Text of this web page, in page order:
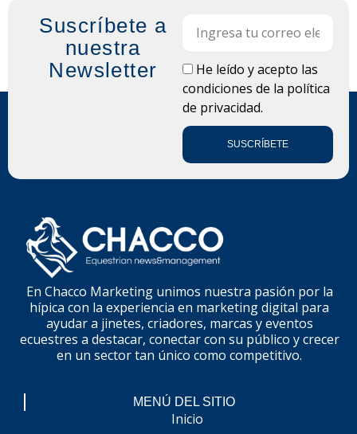
Suscríbete a
nuestra
Newsletter
LOPDHe leído y acepto las
condiciones de la política
de privacidad.
SUSCRÍBETE
En Chacco Marketing unimos nuestra pasión por la
hípica con la experiencia en marketing digital para
ayudar a jinetes, criadores, marcas y eventos
ecuestres a destacar, conectar con su público y crecer
en un sector tan único como competitivo.
MENÚ DEL SITIO
Inicio